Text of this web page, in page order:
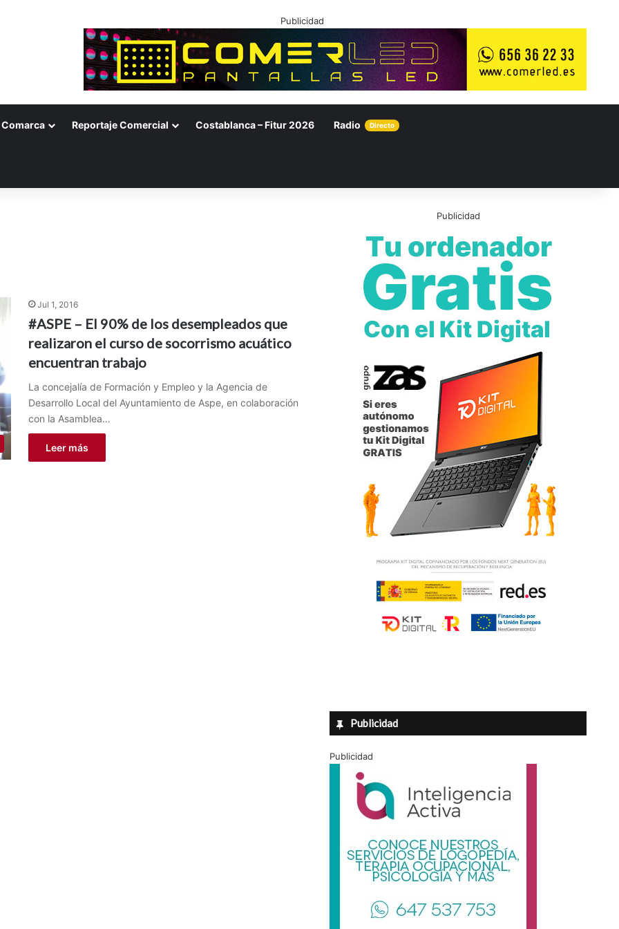
Publicidad
Comarca Reportaje Comercial Costablanca – Fitur 2026 Radio Directo
Jul 1, 2016
#ASPE – El 90% de los desempleados que
realizaron el curso de socorrismo acuático
encuentran trabajo
La concejalía de Formación y Empleo y la Agencia de
Desarrollo Local del Ayuntamiento de Aspe, en colaboración
con la Asamblea…
Leer más
Publicidad
Publicidad
Publicidad